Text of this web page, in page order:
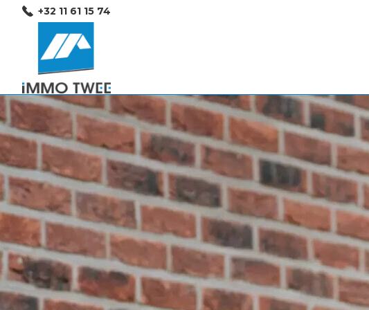
+32 11 61 15 74